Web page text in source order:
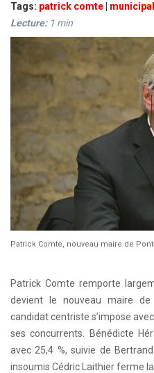
Tags: patrick comte
Lecture: 1 min
Patrick Comte, nouveau maire de
Patrick Comte remporte
devient le nouveau maire de
candidat centriste s’impose
ses concurrents. Bénédicte
avec 25,4 %, suivie de
insoumis Cédric Laithier ferme la